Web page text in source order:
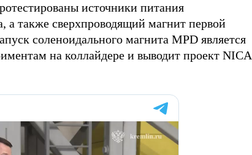
источники питания
а также сверхпроводящий магнит первой
соленоидального магнита MPD является
на коллайдере и выводит проект NICA